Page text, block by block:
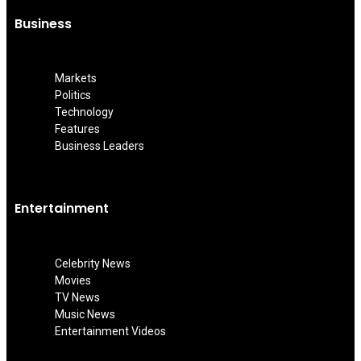
Business
Markets
Politics
Technology
Features
Business Leaders
Entertainment
Celebrity News
Movies
TV News
Music News
Entertainment Videos